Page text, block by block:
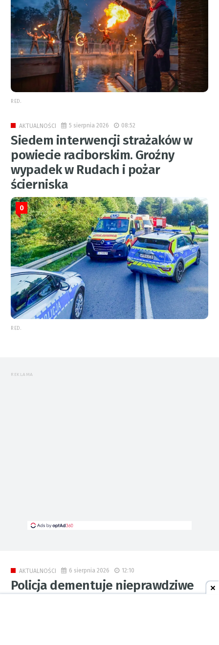
RED.
AKTUALNOŚCI 5 sierpnia 2026 08:52
Siedem interwencji strażaków w
powiecie raciborskim. Groźny
wypadek w Rudach i pożar
ścierniska
0
RED.
REKLAMA
AKTUALNOŚCI 6 sierpnia 2026 12:10
Policja dementuje nieprawdziwe